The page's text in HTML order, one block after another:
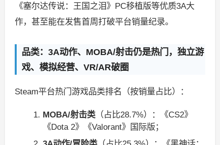
《塞尔达传说：王国之泪》PC移植版等优质3A大
作，甚至能在发售首周打破平台销量纪录。
品类：3A动作、MOBA/射击仍是热门，独立游
戏、模拟经营、VR/AR破圈
Steam平台热门游戏品类排名（按销量占比）：
MOBA/射击类（占比28.7%）：《CS2》
《Dota 2》《Valorant》国际版；